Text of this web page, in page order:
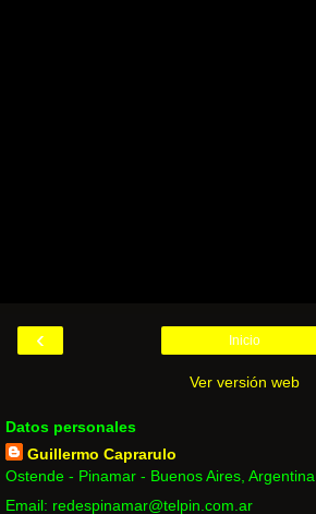
‹ Inicio
Ver versión web
Datos personales
Guillermo Caprarulo
Ostende - Pinamar - Buenos Aires, Argentina
Email: redespinamar@telpin.com.ar